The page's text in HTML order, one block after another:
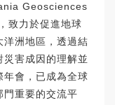
Geosciences
致力於促進地球
洋洲地區，透過結
害成因的理解並
年會，已成為全球
門重要的交流平